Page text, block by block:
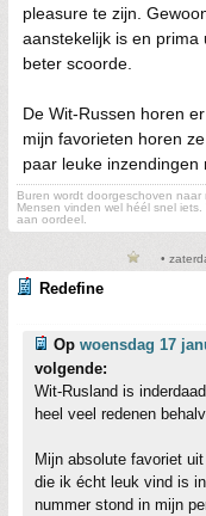
pleasure te zijn.
aanstekelijk is en
beter scoorde.
De Wit-Russen horen
mijn favorieten horen
paar leuke inzendingen
Buren wordt doorgeschoven naar
Mensen vinden wel héél snel
aan oordeel.
•
Redefine
Op woensdag 17
volgende:
Wit-Rusland is
heel veel redenen
Mijn absolute favoriet
die ik écht leuk vind is
nummer stond in mijn